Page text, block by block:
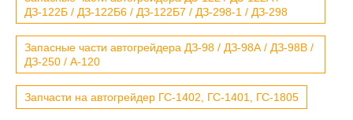
ДЗ-122Б / ДЗ-122Б6 / ДЗ-122Б7 / ДЗ-298-1 / ДЗ-298
Запасные части автогрейдера ДЗ-98 / ДЗ-98А / ДЗ-98В /
ДЗ-250 / А-120
Запчасти на автогрейдер ГС-1402, ГС-1401, ГС-1805